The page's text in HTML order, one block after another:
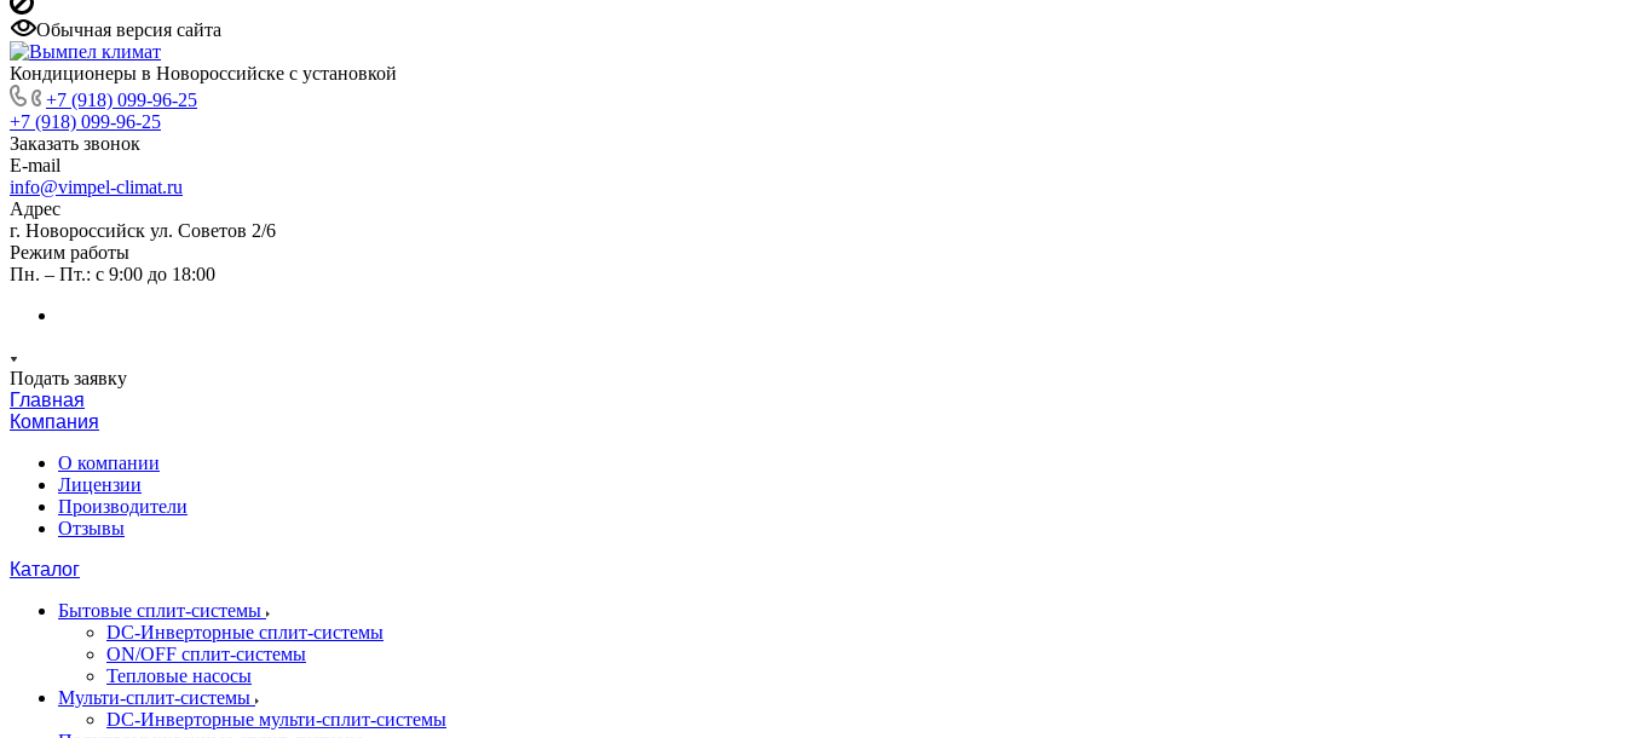
Обычная версия сайта
Кондиционеры в Новороссийске с установкой
+7 (918) 099-96-25
+7 (918) 099-96-25
Заказать звонок
E-mail
info@vimpel-climat.ru
Адрес
г. Новороссийск ул. Советов 2/6
Режим работы
Пн. – Пт.: с 9:00 до 18:00
Подать заявку
Главная
Компания
О компании
Лицензии
Производители
Отзывы
Каталог
Бытовые сплит-системы
DC-Инверторные сплит-системы
ON/OFF сплит-системы
Тепловые насосы
Мульти-сплит-системы
DC-Инверторные мульти-сплит-системы